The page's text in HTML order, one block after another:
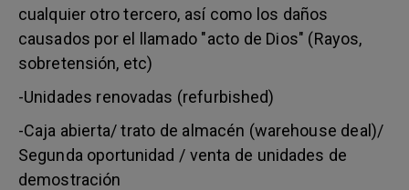
cualquier otro tercero, así como los daños
causados por el llamado "acto de Dios" (Rayos,
sobretensión, etc)
-Unidades renovadas (refurbished)
-Caja abierta/ trato de almacén (warehouse deal)/
Segunda oportunidad / venta de unidades de
demostración